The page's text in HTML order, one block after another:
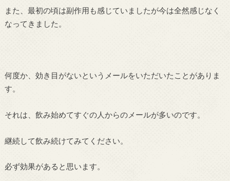
また、最初の頃は副作用も感じていましたが今は全然感じなく
なってきました。
何度か、効き目がないというメールをいただいたことがありま
す。
それは、飲み始めてすぐの人からのメールが多いのです。
継続して飲み続けてみてください。
必ず効果があると思います。